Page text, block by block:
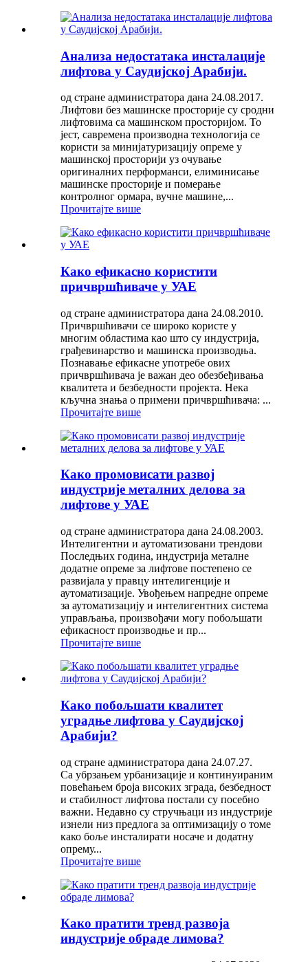
Анализа недостатака инсталације
лифтова у Саудијској Арабији.
од стране администратора дана 24.08.2017.
Лифтови без машинске просторије су сродни
лифтовима са машинском просторијом. То
јест, савремена производна технологија се
користи за минијатуризацију опреме у
машинској просторији уз очување
оригиналних перформанси, елиминисање
машинске просторије и померање
контролног ормара, вучне машине,...
Прочитајте више
Како ефикасно користити
причвршћиваче у УАЕ
од стране администратора дана 24.08.2010.
Причвршћивачи се широко користе у
многим областима као што су индустрија,
грађевинарство и машинска производња.
Познавање ефикасне употребе ових
причвршћивача је важан део обезбеђивања
квалитета и безбедности пројекта. Нека
кључна знања о примени причвршћивача: ...
Прочитајте више
Како промовисати развој
индустрије металних делова за
лифтове у УАЕ
од стране администратора дана 24.08.2003.
Интелигентни и аутоматизовани трендови
Последњих година, индустрија металне
додатне опреме за лифтове постепено се
развијала у правцу интелигенције и
аутоматизације. Увођењем напредне опреме
за аутоматизацију и интелигентних система
управљања, произвођачи могу побољшати
ефикасност производње и пр...
Прочитајте више
Како побољшати квалитет
уградње лифтова у Саудијској
Арабији?
од стране администратора дана 24.07.27.
Са убрзањем урбанизације и континуираним
повећањем броја високих зграда, безбедност
и стабилност лифтова постали су посебно
важни. Недавно су стручњаци из индустрије
изнели низ предлога за оптимизацију о томе
како боље инсталирати носаче и додатну
опрему...
Прочитајте више
Како пратити тренд развоја
индустрије обраде лимова?